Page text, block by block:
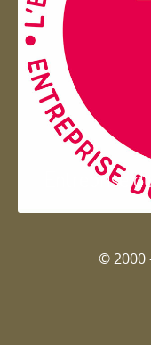
Entreprise
© 2000